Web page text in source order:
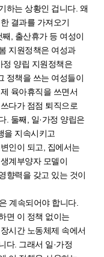
하는 상황인 겁니다. 왜
결과를 가져오기
, 출산휴가 등 여성이
지원정책은 여성과
정 양립 지원정책은
정책을 쓰는 여성들이
육아휴직을 쓰면서
다가 점점 퇴직으로
. 둘째, 일·가정 양립은
을 지속시키고
인이 되고, 집에서는
계부양자 모델이
향력을 갖고 있는 것이
계속되어야 합니다.
면 이 정책 없이는
시간 노동체제 속에서
다. 그래서 일·가정